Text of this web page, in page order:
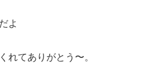
よ
れてありがとう〜。